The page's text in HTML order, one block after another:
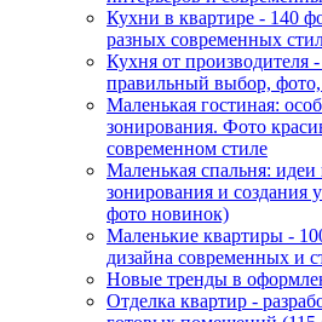
Кухни в квартире - 140
разных современных
Кухня от производителя
правильный выбор,
Маленькая гостиная:
зонирования. Фото
современном стиле
Маленькая спальня:
зонирования и создания
фото новинок)
Маленькие квартиры -
дизайна современных и
Новые тренды в
Отделка квартир -